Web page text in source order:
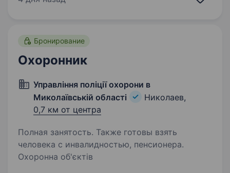
Бронирование
Охоронник
Управління поліції охорони в
Миколаївській області
Николаев,
0,7 км от центра
Полная занятость. Также готовы взять
человека с инвалидностью, пенсионера.
Охоронна об'єктів